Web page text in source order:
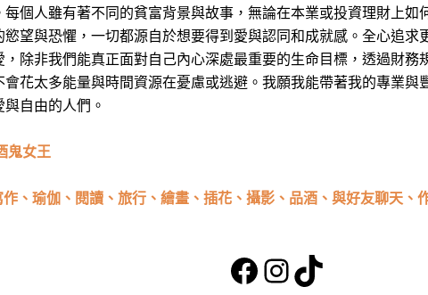
每個人雖有著不同的貧富背景與故事，無論在本業或投資理財上如
慾望與恐懼，一切都源自於想要得到愛與認同和成就感。全心追求
，除非我們能真正面對自己內心深處最重要的生命目標，透過財務
會花太多能量與時間資源在憂慮或逃避。我願我能帶著我的專業與
自由的人們。
鬼女王
、瑜伽、閱讀、旅行、繪畫、插花、攝影、品酒、與好友聊天、